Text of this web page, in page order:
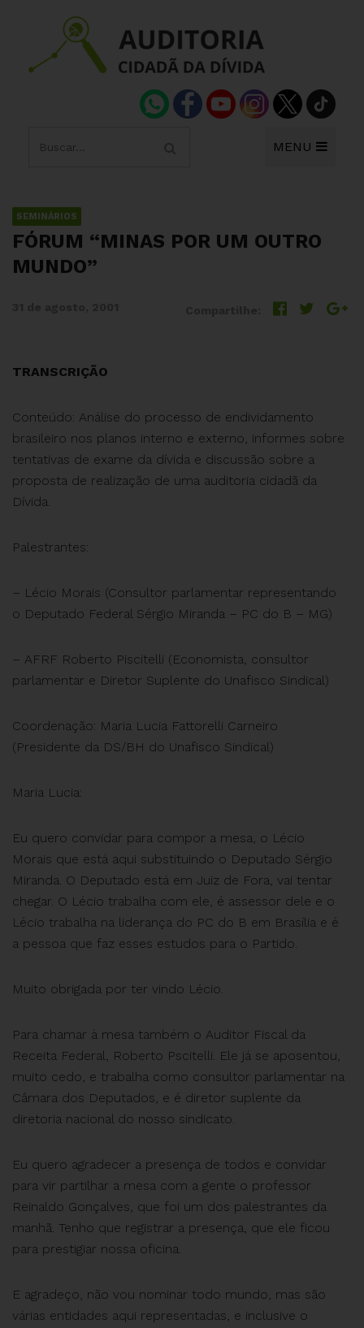
MENU
SEMINÁRIOS
FÓRUM “MINAS POR UM OUTRO
MUNDO”
TRANSCRIÇÃO
Conteúdo: Análise do processo de endividamento
brasileiro nos planos interno e externo, informes sobre
tentativas de exame da dívida e discussão sobre a
proposta de realização de uma auditoria cidadã da
Dívida.
Palestrantes:
– Lécio Morais (Consultor parlamentar representando
o Deputado Federal Sérgio Miranda – PC do B – MG)
– AFRF Roberto Piscitelli (Economista, consultor
parlamentar e Diretor Suplente do Unafisco Sindical)
Coordenação: Maria Lucia Fattorelli Carneiro
(Presidente da DS/BH do Unafisco Sindical)
Maria Lucia:
Eu quero convidar para compor a mesa, o Lécio
Morais que está aqui substituindo o Deputado Sérgio
Miranda. O Deputado está em Juiz de Fora, vai tentar
chegar. O Lécio trabalha com ele, é assessor dele e o
Lécio trabalha na liderança do PC do B em Brasília e é
a pessoa que faz esses estudos para o Partido.
Muito obrigada por ter vindo Lécio.
Para chamar à mesa também o Auditor Fiscal da
Receita Federal, Roberto Pscitelli. Ele já se aposentou,
muito cedo, e trabalha como consultor parlamentar na
Câmara dos Deputados, e é diretor suplente da
diretoria nacional do nosso sindicato.
Eu quero agradecer a presença de todos e convidar
para vir partilhar a mesa com a gente o professor
Reinaldo Gonçalves, que foi um dos palestrantes da
manhã. Tenho que registrar a presença, que ele ficou
para prestigiar nossa oficina.
E agradeço, não vou nominar todo mundo, mas são
várias entidades aqui representadas, e inclusive o